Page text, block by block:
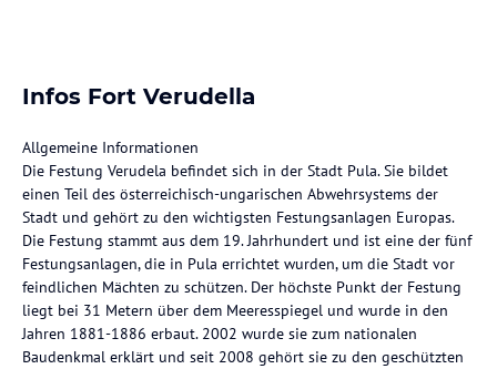
Infos Fort Verudella
Allgemeine Informationen
Die Festung Verudela befindet sich in der Stadt Pula. Sie bildet
einen Teil des österreichisch-ungarischen Abwehrsystems der
Stadt und gehört zu den wichtigsten Festungsanlagen Europas.
Die Festung stammt aus dem 19. Jahrhundert und ist eine der fünf
Festungsanlagen, die in Pula errichtet wurden, um die Stadt vor
feindlichen Mächten zu schützen. Der höchste Punkt der Festung
liegt bei 31 Metern über dem Meeresspiegel und wurde in den
Jahren 1881-1886 erbaut. 2002 wurde sie zum nationalen
Baudenkmal erklärt und seit 2008 gehört sie zu den geschützten